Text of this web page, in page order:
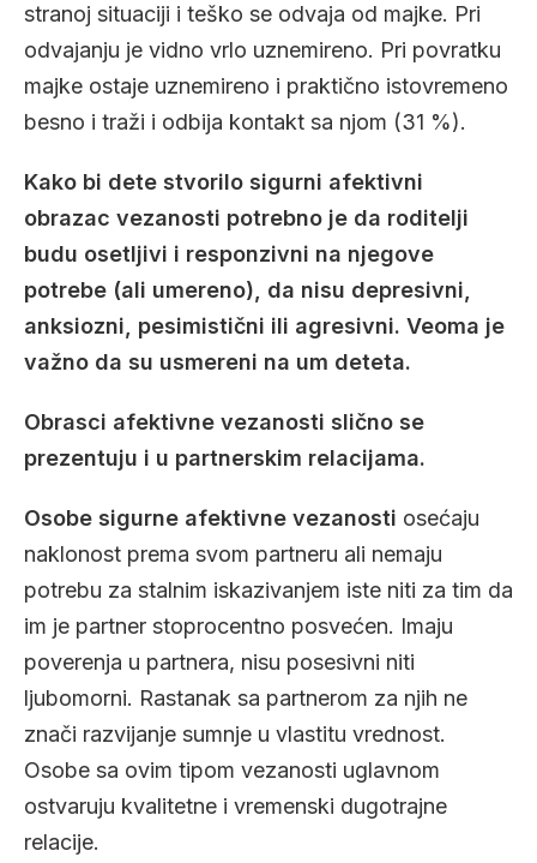
stranoj situaciji i teško se odvaja od majke. Pri
odvajanju je vidno vrlo uznemireno. Pri povratku
majke ostaje uznemireno i praktično istovremeno
besno i traži i odbija kontakt sa njom (31 %).
Kako bi dete stvorilo sigurni afektivni
obrazac vezanosti potrebno je da roditelji
budu osetljivi i responzivni na njegove
potrebe (ali umereno), da nisu depresivni,
anksiozni, pesimistični ili agresivni. Veoma je
važno da su usmereni na um deteta.
Obrasci afektivne vezanosti slično se
prezentuju i u partnerskim relacijama.
Osobe sigurne afektivne vezanosti osećaju
naklonost prema svom partneru ali nemaju
potrebu za stalnim iskazivanjem iste niti za tim da
im je partner stoprocentno posvećen. Imaju
poverenja u partnera, nisu posesivni niti
ljubomorni. Rastanak sa partnerom za njih ne
znači razvijanje sumnje u vlastitu vrednost.
Osobe sa ovim tipom vezanosti uglavnom
ostvaruju kvalitetne i vremenski dugotrajne
relacije.